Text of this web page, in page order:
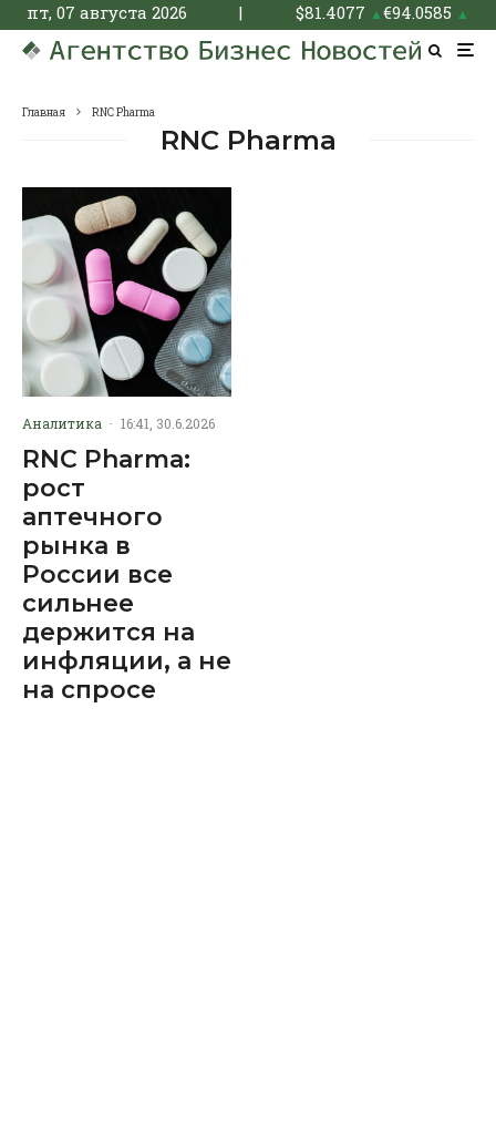
пт, 07 августа 2026 | $81.4077 ▲€94.0585 ▲
Главная RNC Pharma
RNC Pharma
Аналитика · 16:41, 30.6.2026
RNC Pharma:
рост
аптечного
рынка в
России все
сильнее
держится на
инфляции, а не
на спросе